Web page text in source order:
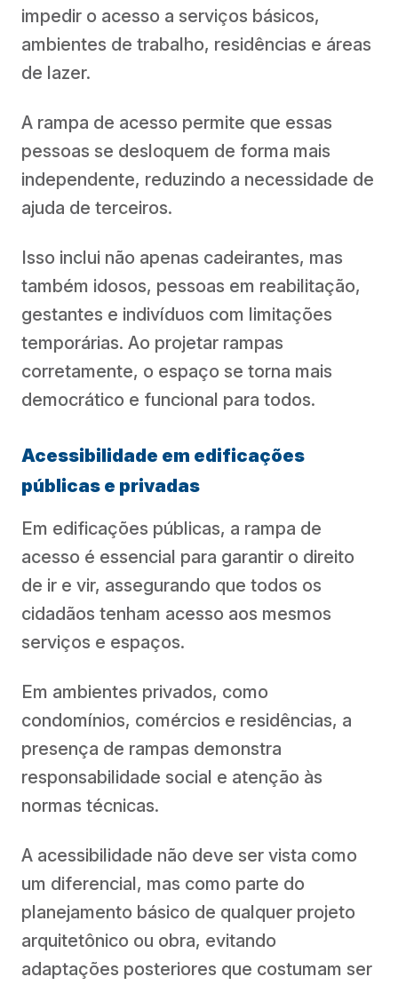
impedir o acesso a serviços básicos,
ambientes de trabalho, residências e áreas
de lazer.
A rampa de acesso permite que essas
pessoas se desloquem de forma mais
independente, reduzindo a necessidade de
ajuda de terceiros.
Isso inclui não apenas cadeirantes, mas
também idosos, pessoas em reabilitação,
gestantes e indivíduos com limitações
temporárias. Ao projetar rampas
corretamente, o espaço se torna mais
democrático e funcional para todos.
Acessibilidade em edificações
públicas e privadas
Em edificações públicas, a rampa de
acesso é essencial para garantir o direito
de ir e vir, assegurando que todos os
cidadãos tenham acesso aos mesmos
serviços e espaços.
Em ambientes privados, como
condomínios, comércios e residências, a
presença de rampas demonstra
responsabilidade social e atenção às
normas técnicas.
A acessibilidade não deve ser vista como
um diferencial, mas como parte do
planejamento básico de qualquer projeto
arquitetônico ou obra, evitando
adaptações posteriores que costumam ser